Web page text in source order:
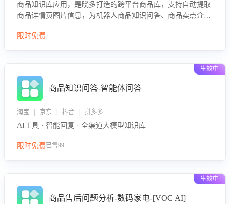
商品知识库应用，是晓多打造的跨平台商品库，支持自动提取
商品详情页图片信息，为机器人商品知识问答、商品卖点介绍
限时免费
生效中
商品知识问答-智能体问答
淘宝 | 京东 | 抖音 | 拼多多
AI工具 · 智能回复 · 全渠道大模型知识库
限时免费已售99+
生效中
商品售后问题分析-数码家电-[VOC AI]